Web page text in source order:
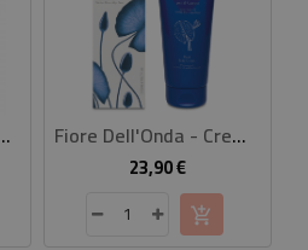
Parfum 10 Ml Fiore Dell'Onda - Crema Fluida Corpo
23,90 €Prezzo